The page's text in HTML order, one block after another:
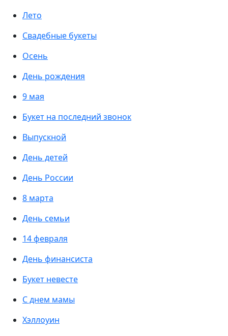
Лето
Свадебные букеты
Осень
День рождения
9 мая
Букет на последний звонок
Выпускной
День детей
День России
8 марта
День семьи
14 февраля
День финансиста
Букет невесте
С днем мамы
Хэллоуин